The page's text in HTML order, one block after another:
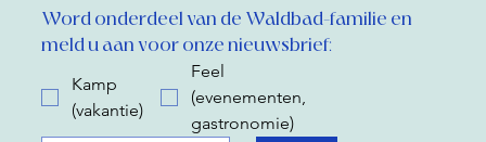
Word onderdeel van de Waldbad-familie en
meld u aan voor onze nieuwsbrief:
Kamp
(vakantie)
Feel
(evenementen,
gastronomie)